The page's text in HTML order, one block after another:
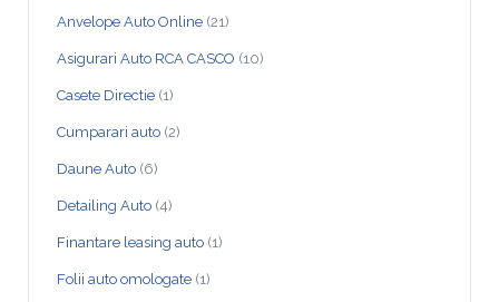
Anvelope Auto Online (21)
Asigurari Auto RCA CASCO (10)
Casete Directie (1)
Cumparari auto (2)
Daune Auto (6)
Detailing Auto (4)
Finantare leasing auto (1)
Folii auto omologate (1)